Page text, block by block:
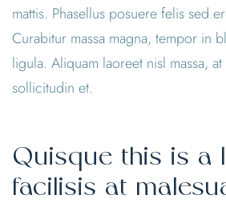
mattis. Phasellus posuere felis sed
Curabitur massa magna, tempor in
ligula. Aliquam laoreet nisl massa,
sollicitudin et.
Quisque this is a
facilisis at